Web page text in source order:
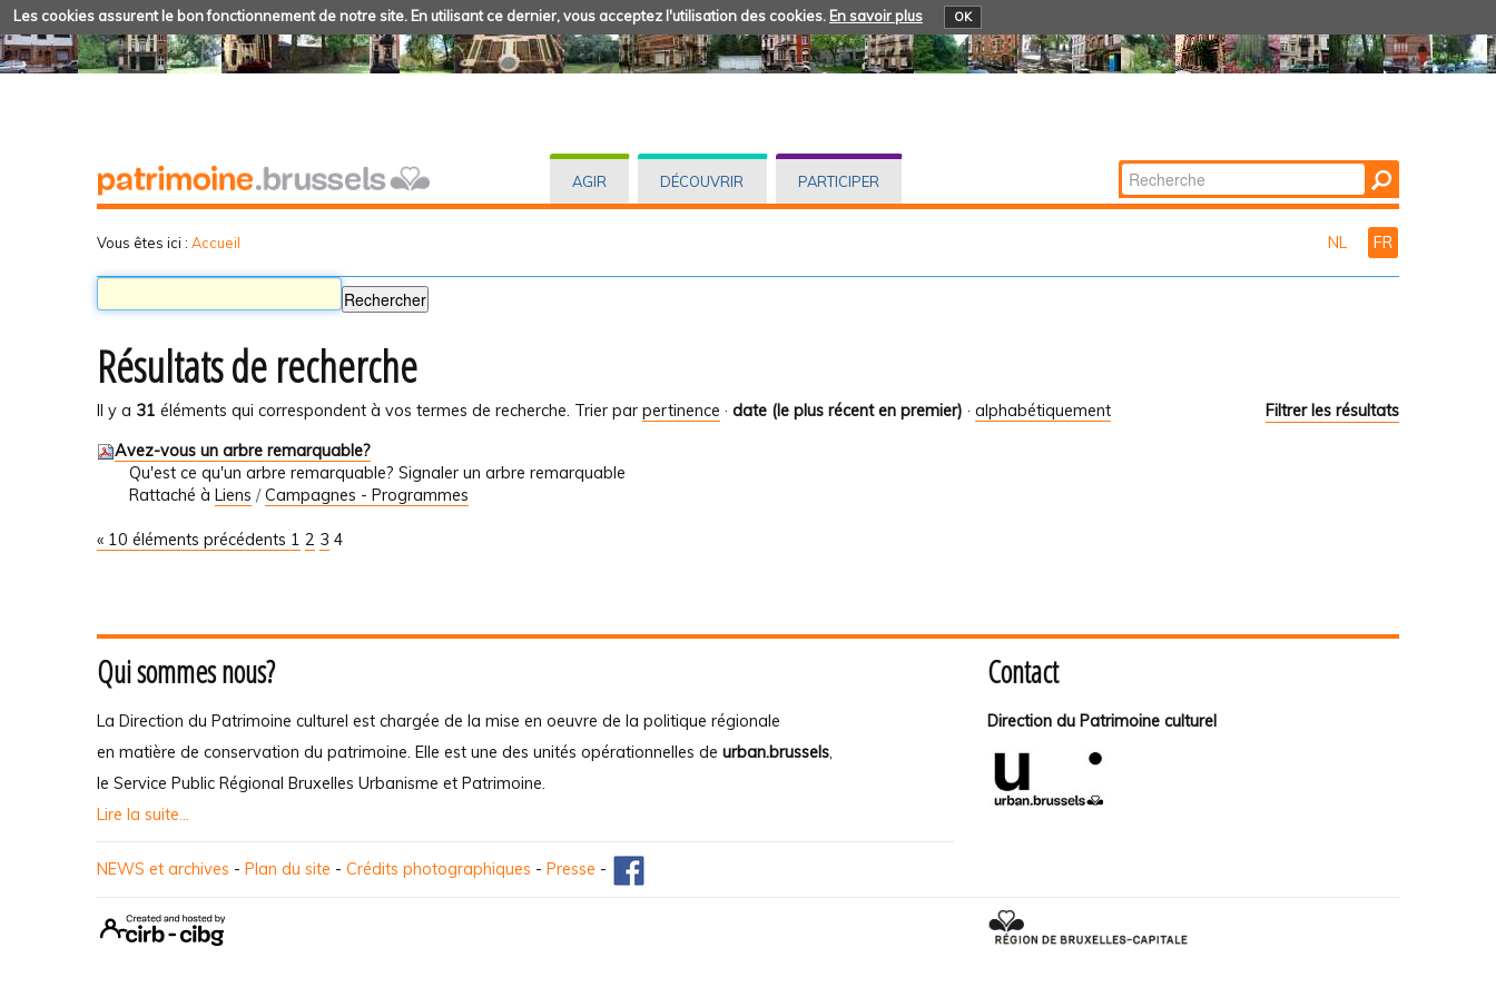
Les cookies assurent le bon fonctionnement de notre site. En utilisant ce dernier, vous acceptez l'utilisation des cookies. En savoir plus OK
AGIR DÉCOUVRIR PARTICIPER Chercher par
Recherche
Vous êtes ici : Accueil NL FR
Résultats de recherche
Il y a 31 éléments qui correspondent à vos termes de recherche. Filtrer les résultats
Trier par pertinence · date (le plus récent en premier) · alphabétiquement
Avez-vous un arbre remarquable?
Qu'est ce qu'un arbre remarquable? Signaler un arbre remarquable
Rattaché à Liens /Campagnes - Programmes
« 10 éléments précédents 1 2 3 4
Qui sommes nous?
La Direction du Patrimoine culturel est chargée de la mise en oeuvre de la politique régionale
en matière de conservation du patrimoine. Elle est une des unités opérationnelles de urban.brussels,
le Service Public Régional Bruxelles Urbanisme et Patrimoine.
Lire la suite...
Contact
Direction du Patrimoine culturel
NEWS et archives - Plan du site - Crédits photographiques - Presse -